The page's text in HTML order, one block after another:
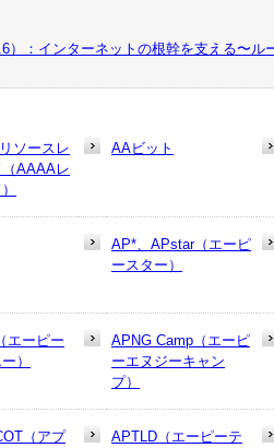
）：インターネットの根幹を支える〜ル
ソースレ
（AAAAレ
AAビット
AP*、APstar（エーピ
ースター）
エーピー
）
APNG Camp（エーピ
ーエヌジーキャン
プ）
（アプ
APTLD（エーピーテ